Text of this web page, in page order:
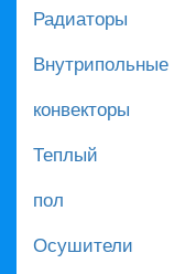
Радиаторы
Внутрипольные
конвекторы
Теплый
пол
Осушители